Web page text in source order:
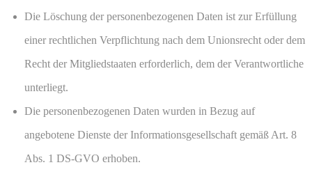
Die Löschung der personenbezogenen Daten ist zur Erfüllung
einer rechtlichen Verpflichtung nach dem Unionsrecht oder dem
Recht der Mitgliedstaaten erforderlich, dem der Verantwortliche
unterliegt.
Die personenbezogenen Daten wurden in Bezug auf
angebotene Dienste der Informationsgesellschaft gemäß Art. 8
Abs. 1 DS-GVO erhoben.